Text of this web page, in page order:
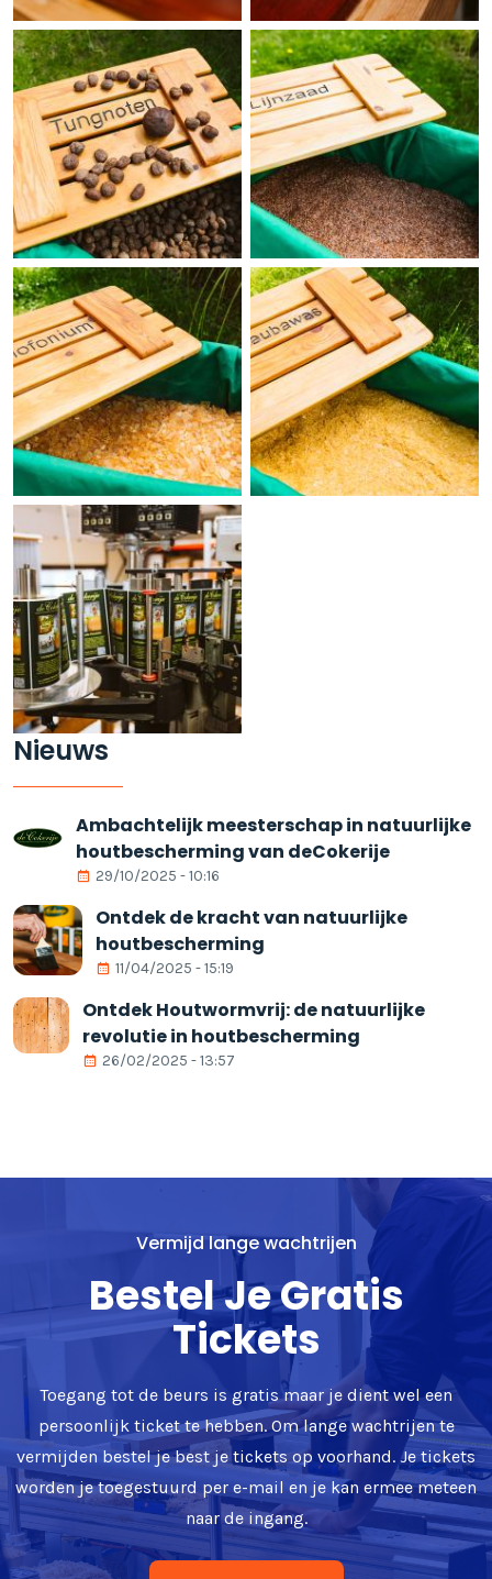
Nieuws
Ambachtelijk meesterschap in natuurlijke
houtbescherming van deCokerije
29/10/2025 - 10:16
Ontdek de kracht van natuurlijke
houtbescherming
11/04/2025 - 15:19
Ontdek Houtwormvrij: de natuurlijke
revolutie in houtbescherming
26/02/2025 - 13:57
Vermijd lange wachtrijen
Bestel Je Gratis
Tickets
Toegang tot de beurs is gratis maar je dient wel een
persoonlijk ticket te hebben. Om lange wachtrijen te
vermijden bestel je best je tickets op voorhand. Je tickets
worden je toegestuurd per e-mail en je kan ermee meteen
naar de ingang.